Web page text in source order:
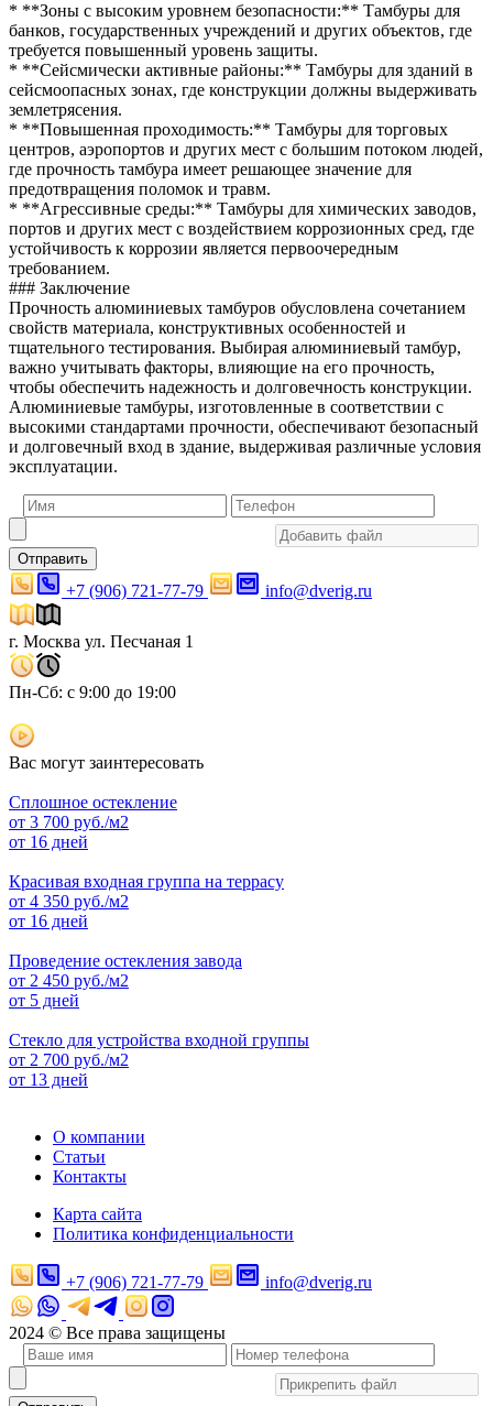
* **Зоны с высоким уровнем безопасности:** Тамбуры для
банков, государственных учреждений и других объектов, где
требуется повышенный уровень защиты.
* **Сейсмически активные районы:** Тамбуры для зданий в
сейсмоопасных зонах, где конструкции должны выдерживать
землетрясения.
* **Повышенная проходимость:** Тамбуры для торговых
центров, аэропортов и других мест с большим потоком людей,
где прочность тамбура имеет решающее значение для
предотвращения поломок и травм.
* **Агрессивные среды:** Тамбуры для химических заводов,
портов и других мест с воздействием коррозионных сред, где
устойчивость к коррозии является первоочередным
требованием.
### Заключение
Прочность алюминиевых тамбуров обусловлена сочетанием
свойств материала, конструктивных особенностей и
тщательного тестирования. Выбирая алюминиевый тамбур,
важно учитывать факторы, влияющие на его прочность,
чтобы обеспечить надежность и долговечность конструкции.
Алюминиевые тамбуры, изготовленные в соответствии с
высокими стандартами прочности, обеспечивают безопасный
и долговечный вход в здание, выдерживая различные условия
эксплуатации.
Отправить
+7 (906) 721-77-79 info@dverig.ru
г. Москва ул. Песчаная 1
Пн-Сб: с 9:00 до 19:00
Вас могут заинтересовать
Сплошное остекление
от 3 700 руб./м2
от 16 дней
Красивая входная группа на террасу
от 4 350 руб./м2
от 16 дней
Проведение остекления завода
от 2 450 руб./м2
от 5 дней
Стекло для устройства входной группы
от 2 700 руб./м2
от 13 дней
О компании
Статьи
Контакты
Карта сайта
Политика конфиденциальности
+7 (906) 721-77-79 info@dverig.ru
2024 © Все права защищены